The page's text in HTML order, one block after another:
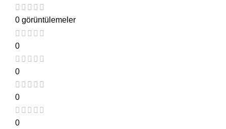
0 görüntülemeler
0
0
0
0